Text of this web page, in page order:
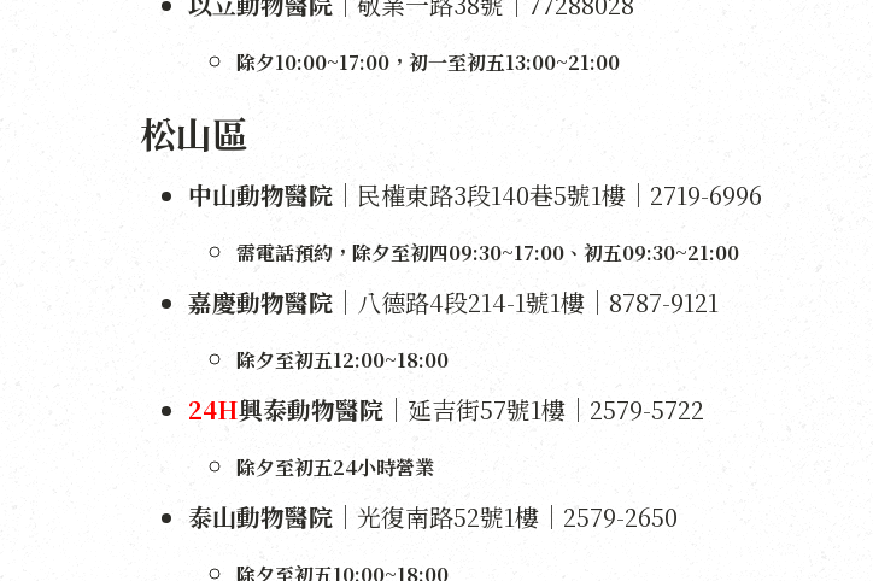
除夕10:00~17:00，初一至初五13:00~21:00
松山區
中山動物醫院 ｜民權東路3段140巷5號1樓｜2719-6996
需電話預約，除夕至初四09:30~17:00、初五09:30~21:00
嘉慶動物醫院 ｜八德路4段214-1號1樓｜8787-9121
除夕至初五12:00~18:00
24H興泰動物醫院 ｜延吉街57號1樓｜2579-5722
除夕至初五24小時營業
泰山動物醫院 ｜光復南路52號1樓｜2579-2650
除夕至初五10:00~18:00